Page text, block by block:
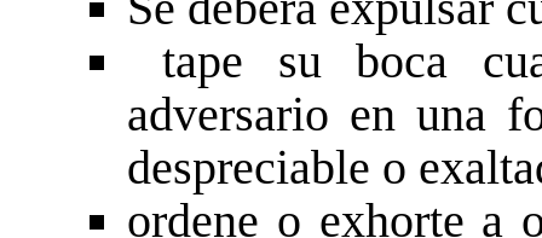
tape su boca
adversario en una
despreciable o
ordene o exhorte a